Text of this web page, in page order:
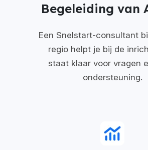
Begeleiding van
Een Snelstart-consultant
regio helpt je bij de
staat klaar voor vragen
ondersteuning.